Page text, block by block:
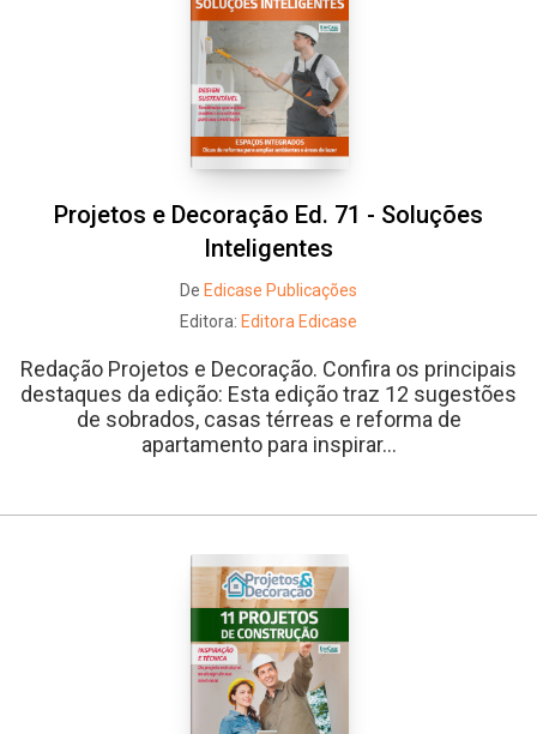
Projetos e Decoração Ed. 71 - Soluções
Inteligentes
De Edicase Publicações
Editora: Editora Edicase
Redação Projetos e Decoração. Confira os principais
destaques da edição: Esta edição traz 12 sugestões
de sobrados, casas térreas e reforma de
apartamento para inspirar...